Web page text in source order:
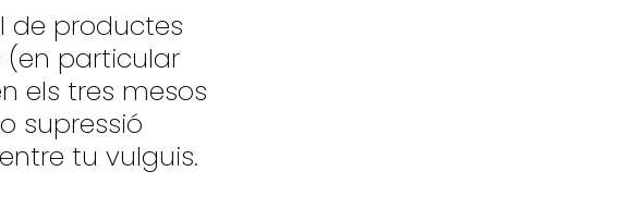
de productes
(en particular
els tres mesos
supressió
tu vulguis.